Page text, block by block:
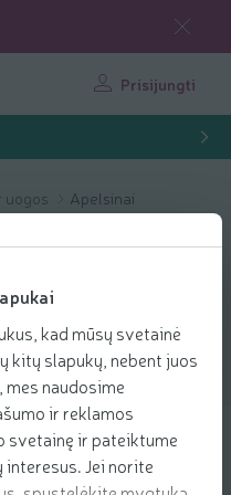
kad mūsų svetainė
kitų slapukų, nebent juos
naudosime
ir reklamos
svetainę ir pateiktume
Jei norite
Prisijungti
uogos Apelsinai
40
Late Rimi, 1 kg